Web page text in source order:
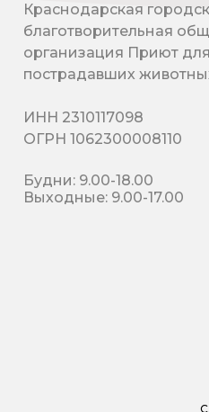
Краснодарская
благотворительная
организация Приют для
пострадавших
ИНН 2310117098
ОГРН 1062300008110
Будни: 9.00-18.00
Выходные: 9.00-17.00